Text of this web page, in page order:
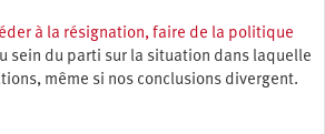
à la résignation, faire de la politique
sein du parti sur la situation dans laquelle
même si nos conclusions divergent.